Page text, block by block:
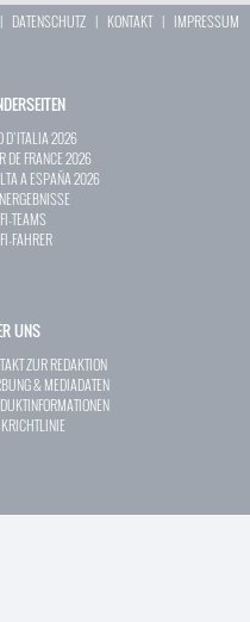
| DATENSCHUTZ | KONTAKT| IMPRESSUM
D`ITALIA 2026
DE FRANCE 2026
A ESPAÑA 2026
TEAMS
FAHRER
UNS
ZUR REDAKTION
& MEDIADATEN